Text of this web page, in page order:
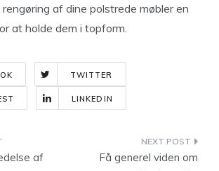
af dine polstrede møbler en
at holde dem i topform.
TWITTER
LINKEDIN
af
Få generel viden om